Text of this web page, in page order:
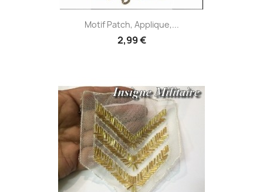
Motif Patch, Applique,...
2,99 €